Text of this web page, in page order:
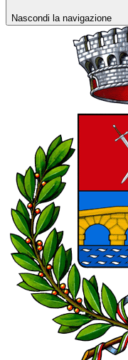
Nascondi la navigazione